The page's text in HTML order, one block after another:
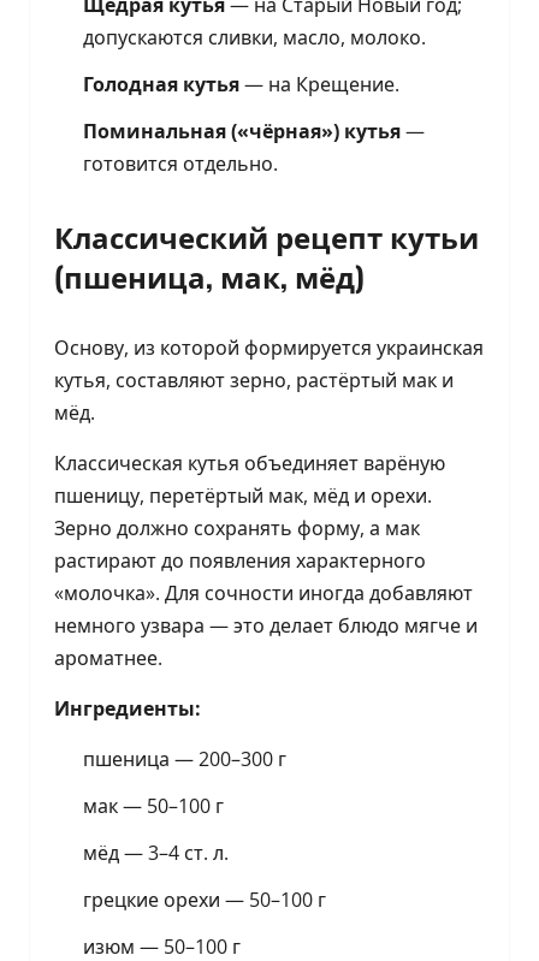
допускаются сливки, масло, молоко.
Голодная кутья— на Крещение.
Поминальная («чёрная») кутья—
готовится отдельно.
Классический рецепт кутьи
(пшеница, мак, мёд)
Основу, из которой формируется украинская
кутья, составляют зерно, растёртый мак и
мёд.
Классическая кутья объединяет варёную
пшеницу, перетёртый мак, мёд и орехи.
Зерно должно сохранять форму, а мак
растирают до появления характерного
«молочка». Для сочности иногда добавляют
немного узвара — это делает блюдо мягче и
ароматнее.
Ингредиенты:
пшеница — 200–300 г
мак — 50–100 г
мёд — 3–4 ст. л.
грецкие орехи — 50–100 г
изюм — 50–100 г